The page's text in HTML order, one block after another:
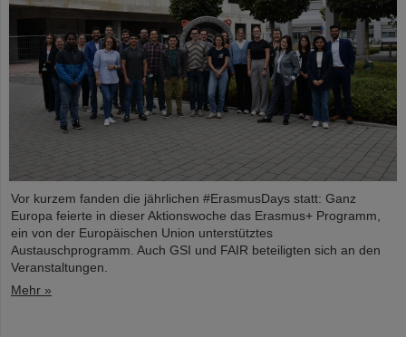
Vor kurzem fanden die jährlichen #ErasmusDays statt: Ganz
Europa feierte in dieser Aktionswoche das Erasmus+ Programm,
ein von der Europäischen Union unterstütztes
Austauschprogramm. Auch GSI und FAIR beteiligten sich an den
Veranstaltungen.
Mehr »